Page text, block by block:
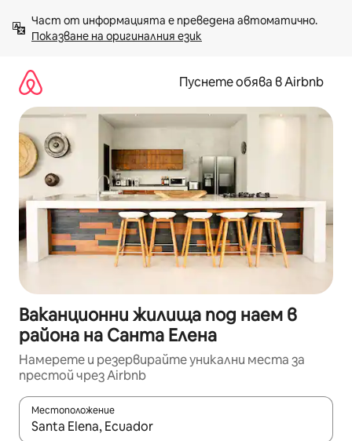
към
съдържанието
Показване на оригиналния език
Пуснете обява в Airbnb
Ваканционни жилища под наем в
района на Санта Елена
Намерете и резервирайте уникални места за
престой чрез Airbnb
Местоположение
Когато резултатите се покажат, използвайте